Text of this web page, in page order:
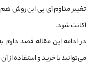
تغییر مداوم آی پی این روش
اکانت شود.
می‌توانید با خرید و استفاده از